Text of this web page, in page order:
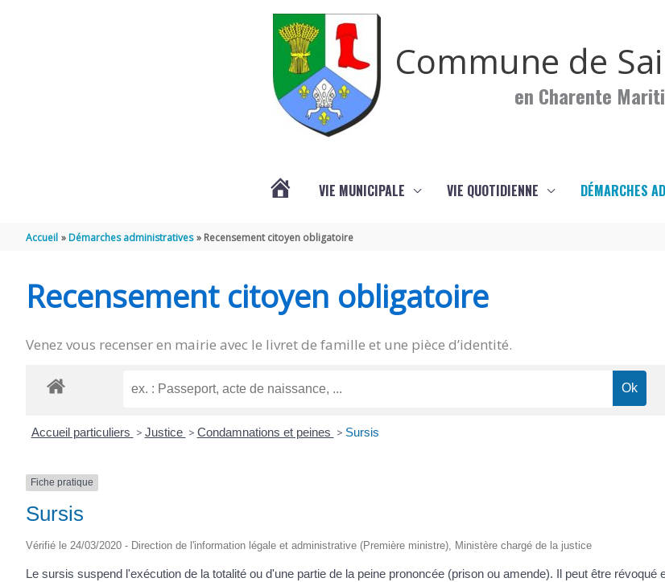
Commune de
en Charente
SAINT-
VIE MUNICIPALE VIE QUOTIDIENNE DÉMARCHES
Accueil Démarches administratives Recensement citoyen obligatoire
Recensement citoyen obligatoire
Venez vous recenser en mairie avec le livret de famille et une pièce d’identité.
Accueil particuliers > Justice > Condamnations et peines > Sursis
Fiche pratique
Sursis
Vérifié le 24/03/2020 - Direction de l'information légale et administrative (Première ministre), Ministère chargé de la justice
Le sursis suspend l'exécution de la totalité ou d'une partie de la peine prononcée (prison ou amende). Il peut être